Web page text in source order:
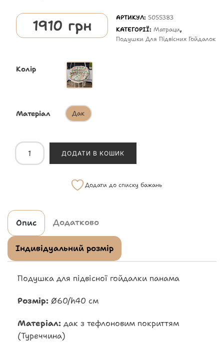
1910 грн АРТИКУЛ: 5055383
КАТЕГОРІЇ:Матраци,
Подушки Для Підвісних Гойдалок
Колір
Матеріал Дак
ДОДАТИ В КОШИК
Додати до списку бажань
Опис Додатково
Індивідуальний розмір
Подушка для підвісної гойдалки панама
Розмір: Ø60/h40 см
Матеріал: дак з тефлоновим покриттям
(Туреччина)